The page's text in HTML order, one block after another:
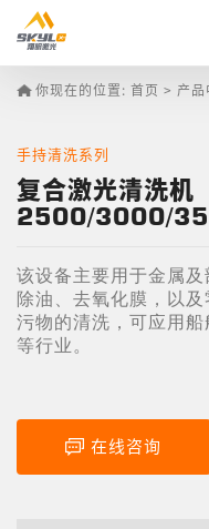
你现在的位置: 首页 > 产品
手持清洗系列
复合激光清洗机
2500/3000/
该设备主要用于金属及
除油、去氧化膜，以
污物的清洗，可应用
等行业。
在线咨询